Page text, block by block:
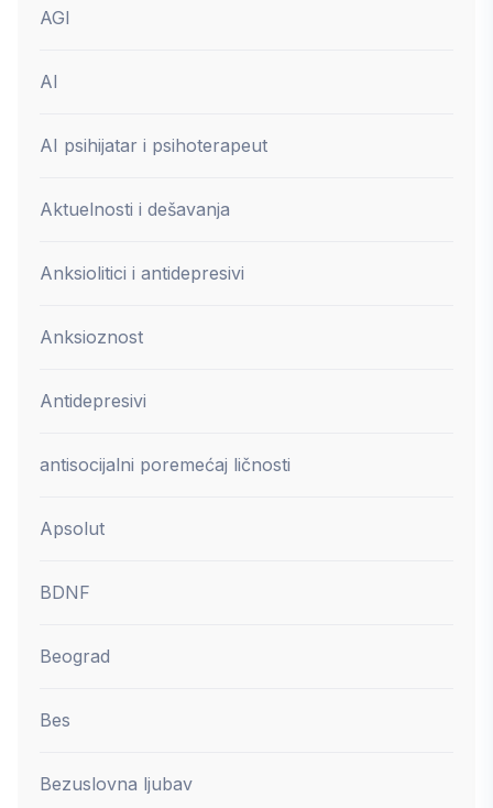
AGI
AI
AI psihijatar i psihoterapeut
Aktuelnosti i dešavanja
Anksiolitici i antidepresivi
Anksioznost
Antidepresivi
antisocijalni poremećaj ličnosti
Apsolut
BDNF
Beograd
Bes
Bezuslovna ljubav